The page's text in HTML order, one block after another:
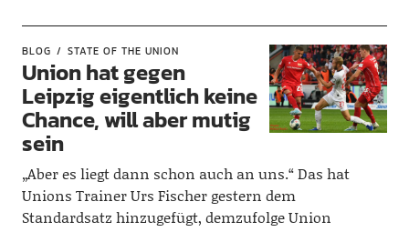
BLOG STATE OF THE UNION
Union hat gegen
Leipzig eigentlich keine
Chance, will aber mutig
sein
„Aber es liegt dann schon auch an uns.“ Das hat
Unions Trainer Urs Fischer gestern dem
Standardsatz hinzugefügt, demzufolge Union